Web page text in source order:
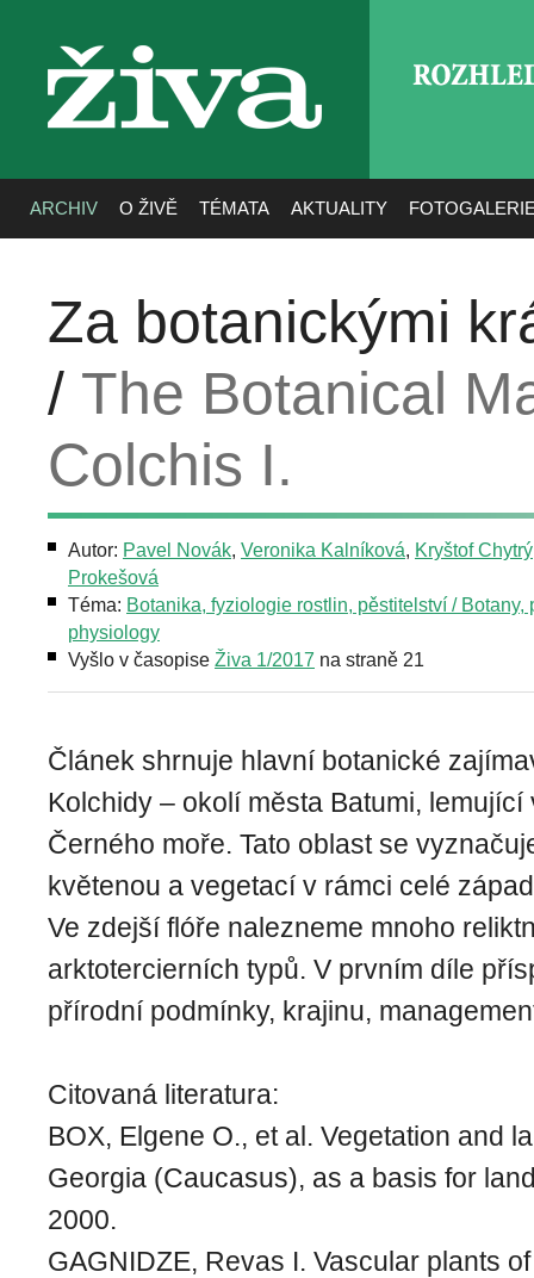
živa
ARCHIV O ŽIVĚ TÉMATA AKTUALITY
Za botanickými
/ The Botanical
Colchis I.
Autor: Pavel Novák, Veronika Kalníková, Kryštof Chytrý
Prokešová
Téma: Botanika, fyziologie rostlin, pěstitelství / Botany,
physiology
Vyšlo v časopise Živa 1/2017 na straně 21
Článek shrnuje hlavní botanické
Kolchidy – okolí města Batumi,
Černého moře. Tato oblast se
květenou a vegetací v rámci celé
Ve zdejší flóře nalezneme mnoho
arktotercierních typů. V prvním díle
přírodní podmínky, krajinu,
Citovaná literatura:
BOX, Elgene O., et al. Vegetation and
Georgia (Caucasus), as a basis for
2000.
GAGNIDZE, Revas I. Vascular plants